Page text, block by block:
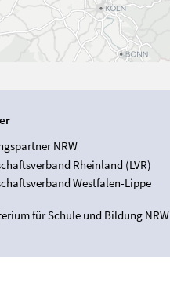
NRW
Rheinland (LVR)
Westfalen-Lippe
für Schule und Bildung NRW